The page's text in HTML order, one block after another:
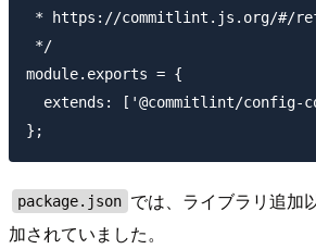
* https://commitlint.js.org/#/
*/
module.exports = {
extends: ['@commitlint/config-
package.json では、ライブラリ追加
加されていました。